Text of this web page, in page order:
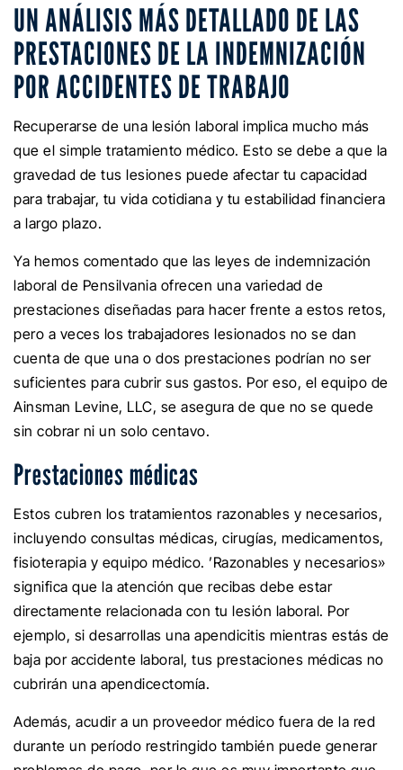
UN ANÁLISIS MÁS DETALLADO DE LAS
PRESTACIONES DE LA INDEMNIZACIÓN
POR ACCIDENTES DE TRABAJO
Recuperarse de una lesión laboral implica mucho más
que el simple tratamiento médico. Esto se debe a que la
gravedad de tus lesiones puede afectar tu capacidad
para trabajar, tu vida cotidiana y tu estabilidad financiera
a largo plazo.
Ya hemos comentado que las leyes de indemnización
laboral de Pensilvania ofrecen una variedad de
prestaciones diseñadas para hacer frente a estos retos,
pero a veces los trabajadores lesionados no se dan
cuenta de que una o dos prestaciones podrían no ser
suficientes para cubrir sus gastos. Por eso, el equipo de
Ainsman Levine, LLC, se asegura de que no se quede
sin cobrar ni un solo centavo.
Prestaciones médicas
Estos cubren los tratamientos razonables y necesarios,
incluyendo consultas médicas, cirugías, medicamentos,
fisioterapia y equipo médico. ’Razonables y necesarios»
significa que la atención que recibas debe estar
directamente relacionada con tu lesión laboral. Por
ejemplo, si desarrollas una apendicitis mientras estás de
baja por accidente laboral, tus prestaciones médicas no
cubrirán una apendicectomía.
Además, acudir a un proveedor médico fuera de la red
durante un período restringido también puede generar